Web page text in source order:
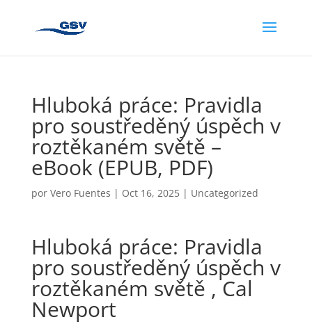
Hluboká práce: Pravidla
pro soustředěný úspěch v
roztěkaném světě –
eBook (EPUB, PDF)
por Vero Fuentes | Oct 16, 2025| Uncategorized
Hluboká práce: Pravidla
pro soustředěný úspěch v
roztěkaném světě , Cal
Newport